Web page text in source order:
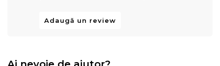
Adaugă un review